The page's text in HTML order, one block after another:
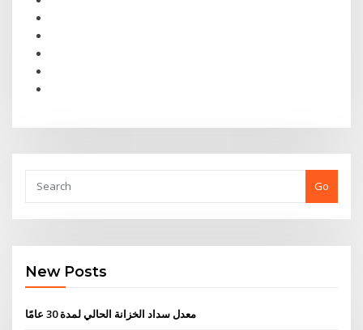
Go
New Posts
معدل سداد الخزانة الحالي لمدة 30 عامًا